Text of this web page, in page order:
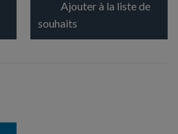
Ajouter à la liste de
souhaits